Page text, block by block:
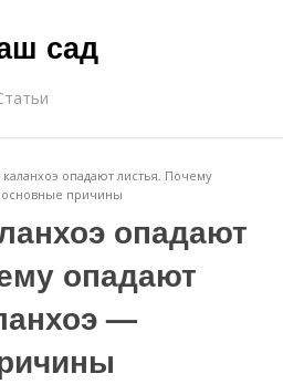
сад
опадают листья. Почему
основные причины
опадают
опадают
—